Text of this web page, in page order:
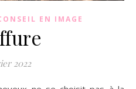
EN IMAGE
2022